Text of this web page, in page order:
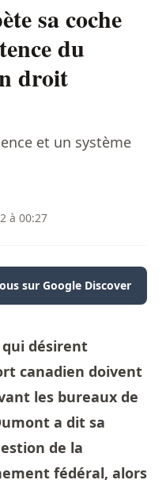
sa coche
du
droit
et un système
à 00:27
sur Google Discover
qui désirent
canadien doivent
les bureaux de
a dit sa
de la
fédéral, alors